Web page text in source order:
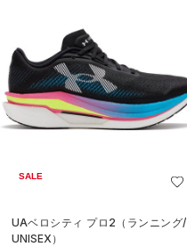
SALE
UAベロシティ プロ2（ランニング/
UNISEX）